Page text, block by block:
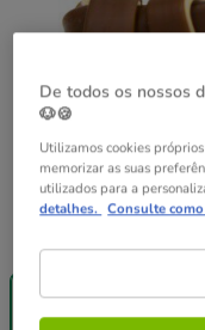
500 g
un.
De todos os nossos
🐶🍪
Utilizamos cookies
memorizar as suas
utilizados para a
detalhes. Consulte